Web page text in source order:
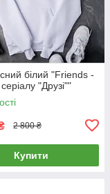
білий "Friends -
"Друзі""
2 800 ₴
Купити